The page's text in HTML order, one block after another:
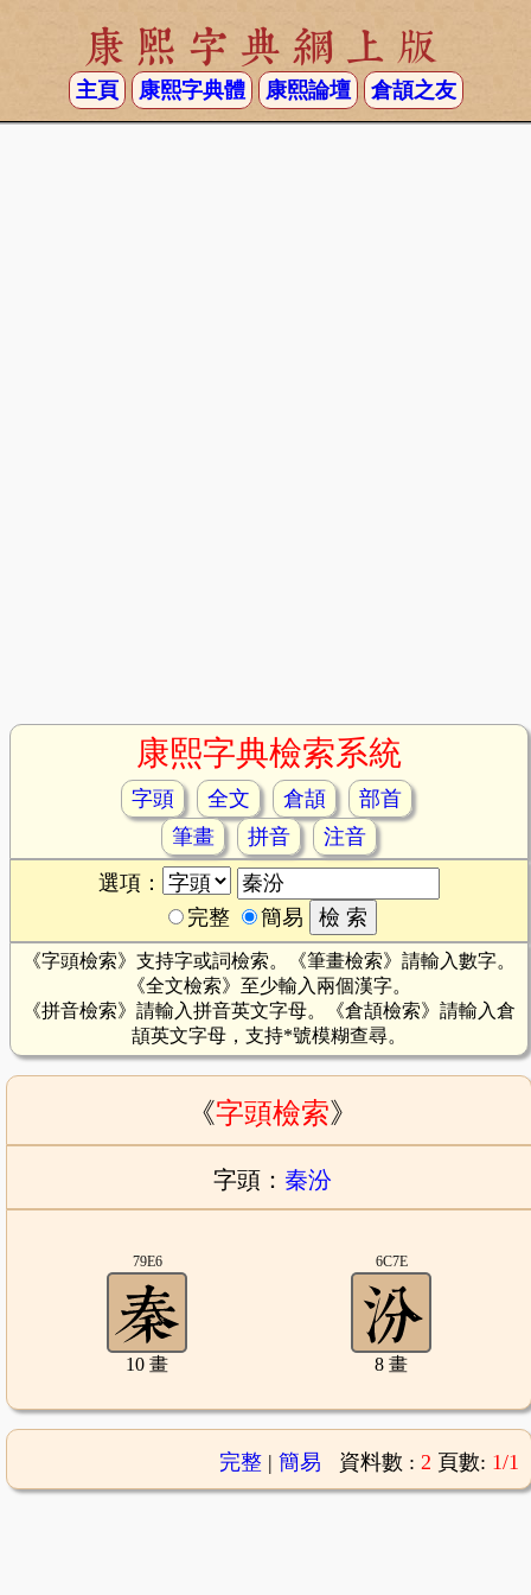
康熙字典網上版
主頁 康熙字典體 康熙論壇 倉頡之友
康熙字典檢索系統
字頭 全文 倉頡
部首
筆畫
拼音
注音
選項：
完整
簡易
《字頭檢索》支持字或詞檢索。《筆畫檢索》請輸入數字。
《全文檢索》至少輸入兩個漢字。
《拼音檢索》請輸入拼音英文字母。《倉頡檢索》請輸入倉
頡英文字母，支持*號模糊查尋。
《字頭檢索》
字頭： 秦汾
79E6
10 畫
6C7E
8 畫
完整| 簡易 資料數 : 2 頁數: 1/1